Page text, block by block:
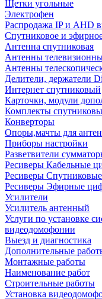
Щетки угольные
Электрофен
Распродажа IP и AHD
Спутниковое и
Антенна спутниковая
Антенны
Антенны
Делители, держатели
Интернет спутниковый
Карточки, модули
Комплекты
Конверторы
Опоры,мачты для
Приборы настройки
Разветвители
Ресиверы Кабельные
Ресиверы Спутниковые
Ресиверы Эфирные
Усилители
Усилитель антенный
Услуги по установке
видеодомофонии
Выезд и диагностика
Дополнительные
Монтажные работы
Наименование работ
Строительные работы
Установка